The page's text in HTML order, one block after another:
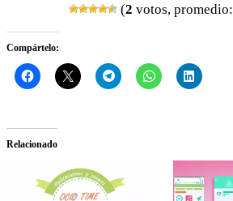
(2 votos, promedio:
Compártelo:
Relacionado